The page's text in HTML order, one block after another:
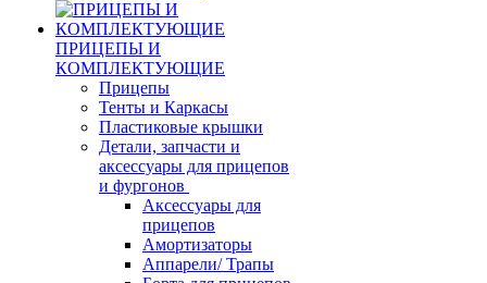
ПРИЦЕПЫ И
КОМПЛЕКТУЮЩИЕ
Прицепы
Тенты и Каркасы
Пластиковые крышки
Детали, запчасти и
аксессуары для прицепов
и фургонов
Аксессуары для
прицепов
Амортизаторы
Аппарели/ Трапы